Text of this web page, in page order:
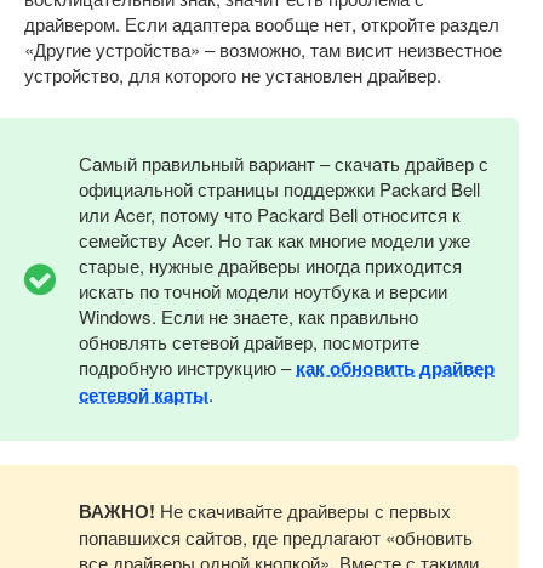
драйвером. Если адаптера вообще нет, откройте раздел
«Другие устройства» – возможно, там висит неизвестное
устройство, для которого не установлен драйвер.
Самый правильный вариант – скачать драйвер с
официальной страницы поддержки Packard Bell
или Acer, потому что Packard Bell относится к
семейству Acer. Но так как многие модели уже
старые, нужные драйверы иногда приходится
искать по точной модели ноутбука и версии
Windows. Если не знаете, как правильно
обновлять сетевой драйвер, посмотрите
подробную инструкцию –как обновить драйвер
сетевой карты.
ВАЖНО! Не скачивайте драйверы с первых
попавшихся сайтов, где предлагают «обновить
все драйверы одной кнопкой». Вместе с такими